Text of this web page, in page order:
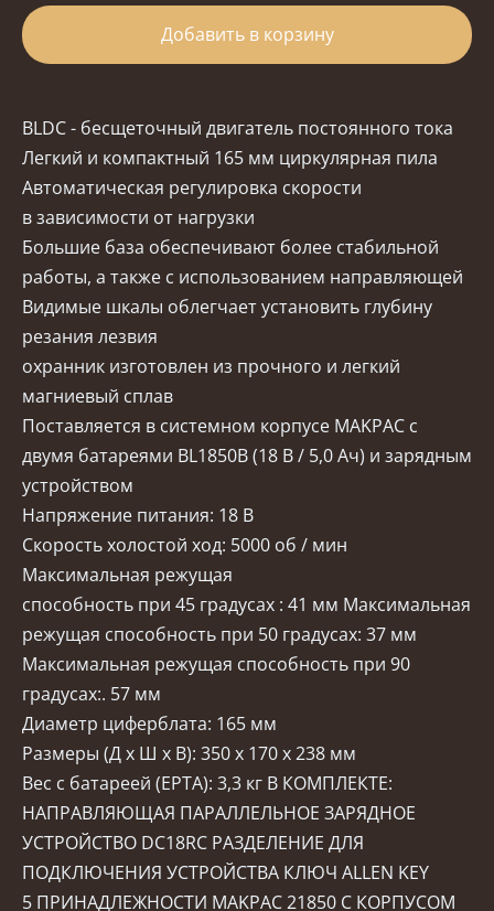
Добавить в корзину
BLDC - бесщеточный двигатель постоянного тока
Легкий и компактный 165 мм циркулярная пила
Автоматическая регулировка скорости
в зависимости от нагрузки
Большие база обеспечивают более стабильной
работы, а также с использованием направляющей
Видимые шкалы облегчает установить глубину
резания лезвия
охранник изготовлен из прочного и легкий
магниевый сплав
Поставляется в системном корпусе MAKPAC с
двумя батареями BL1850B (18 В / 5,0 Ач) и зарядным
устройством
Напряжение питания: 18 В
Скорость холостой ход: 5000 об / мин
Максимальная режущая
способность при 45 градусах : 41 мм Максимальная
режущая способность при 50 градусах: 37 мм
Максимальная режущая способность при 90
градусах:. 57 мм
Диаметр циферблата: 165 мм
Размеры (Д x Ш x В): 350 x 170 x 238 мм
Вес с батареей (EPTA): 3,3 кг В КОМПЛЕКТЕ:
НАПРАВЛЯЮЩАЯ ПАРАЛЛЕЛЬНОЕ ЗАРЯДНОЕ
УСТРОЙСТВО DC18RC РАЗДЕЛЕНИЕ ДЛЯ
ПОДКЛЮЧЕНИЯ УСТРОЙСТВА КЛЮЧ ALLEN KEY
5 ПРИНАДЛЕЖНОСТИ MAKPAC 21850 С КОРПУСОМ